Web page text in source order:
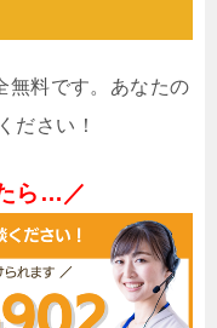
無料です。あなたの
ださい！
ら…／